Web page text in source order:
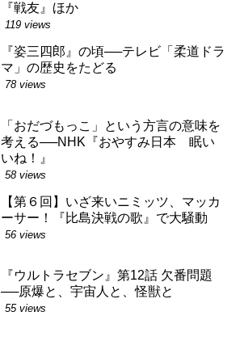
『戦友』ほか
119 views
『姿三四郎』の頃──テレビ「柔道ドラ
マ」の歴史をたどる
78 views
「おだづもっこ」という方言の意味を
考える──NHK『おやすみ日本 眠い
いね！』
58 views
【第６回】いざ来いニミッツ、マッカ
ーサー！『比島決戦の歌』で大騒動
56 views
『ウルトラセブン』第12話 欠番問題
──原爆と、宇宙人と、怪獣と
55 views